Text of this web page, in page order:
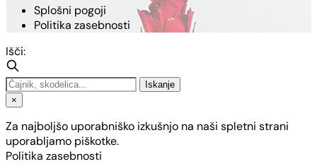
Splošni pogoji
Politika zasebnosti
Išči:
Iskanje
×
Za najboljšo uporabniško izkušnjo na naši spletni strani
uporabljamo piškotke.
Politika zasebnosti